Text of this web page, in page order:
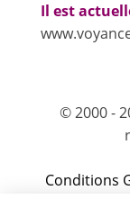
Il est
© 2000 -
Conditions